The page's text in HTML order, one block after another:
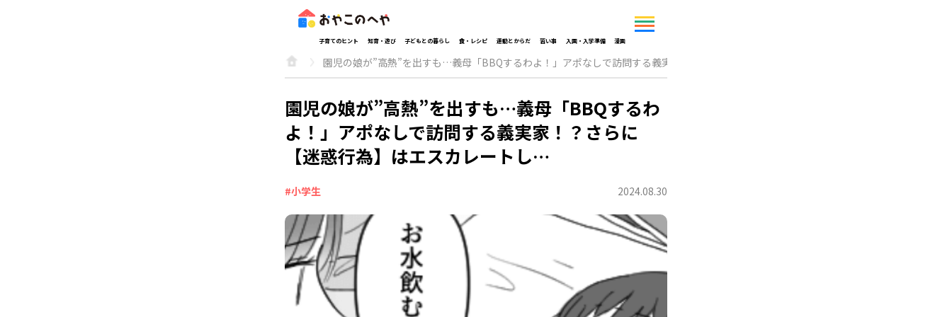
子育てのヒント 知育・遊び 子どもとの暮らし 食・レシピ 運動とからだ 習い事 入園・入学準備 漫画
園児の娘が”高熱”を出すも…義母「BBQするわよ！」アポなしで訪問する義実家！？さらに【迷惑行為】はエスカレートし…
園児の娘が”高熱”を出すも…義母「BBQするわ
よ！」アポなしで訪問する義実家！？さらに
【迷惑行為】はエスカレートし…
#小学生 2024.08.30